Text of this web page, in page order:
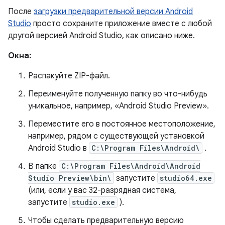
После загрузки предварительной версии Android
Studio просто сохраните приложение вместе с любой
другой версией Android Studio, как описано ниже.
Окна:
Распакуйте ZIP-файл.
Переименуйте полученную папку во что-нибудь
уникальное, например, «Android Studio Preview».
Переместите его в постоянное местоположение,
например, рядом с существующей установкой
Android Studio в C:\Program Files\Android\
.
В папке C:\Program Files\Android\Android
Studio Preview\bin\ запустите studio64.exe
(или, если у вас 32-разрядная система,
запустите studio.exe ).
Чтобы сделать предварительную версию